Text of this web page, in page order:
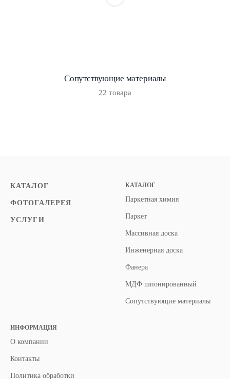
Сопутствующие материалы
22 товара
КАТАЛОГ
ФОТОГАЛЕРЕЯ
УСЛУГИ
КАТАЛОГ
Паркетная химия
Паркет
Массивная доска
Инженерная доска
Фанера
МДФ шпонированный
Сопутствующие материалы
ИНФОРМАЦИЯ
О компании
Контакты
Политика обработки